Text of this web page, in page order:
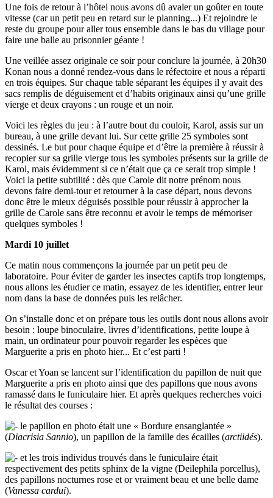
Une fois de retour à l’hôtel nous avons dû avaler un goûter en toute
vitesse (car un petit peu en retard sur le planning...) Et rejoindre le
reste du groupe pour aller tous ensemble dans le bas du village pour
faire une balle au prisonnier géante !
Une veillée assez originale ce soir pour conclure la journée, à 20h30
Konan nous a donné rendez-vous dans le réfectoire et nous a réparti
en trois équipes. Sur chaque table séparant les équipes il y avait des
sacs remplis de déguisement et d’habits originaux ainsi qu’une grille
vierge et deux crayons : un rouge et un noir.
Voici les règles du jeu : à l’autre bout du couloir, Karol, assis sur un
bureau, à une grille devant lui. Sur cette grille 25 symboles sont
dessinés. Le but pour chaque équipe et d’être la première à réussir à
recopier sur sa grille vierge tous les symboles présents sur la grille de
Karol, mais évidemment si ce n’était que ça ce serait trop simple !
Voici la petite subtilité : dès que Carole dit notre prénom nous
devons faire demi-tour et retourner à la case départ, nous devons
donc être le mieux déguisés possible pour réussir à approcher la
grille de Carole sans être reconnu et avoir le temps de mémoriser
quelques symboles !
Mardi 10 juillet
Ce matin nous commençons la journée par un petit peu de
laboratoire. Pour éviter de garder les insectes captifs trop longtemps,
nous allons les étudier ce matin, essayez de les identifier, entrer leur
nom dans la base de données puis les relâcher.
On s’installe donc et on prépare tous les outils dont nous allons avoir
besoin : loupe binoculaire, livres d’identifications, petite loupe à
main, un ordinateur pour pouvoir regarder les espèces que
Marguerite a pris en photo hier... Et c’est parti !
Oscar et Yoan se lancent sur l’identification du papillon de nuit que
Marguerite a pris en photo ainsi que des papillons que nous avons
ramassé dans le funiculaire hier. Et après quelques recherches voici
le résultat des courses :
le papillon en photo était une « Bordure ensanglantée »
(Diacrisia Sannio), un papillon de la famille des écailles (arctiidés).
et les trois individus trouvés dans le funiculaire était
respectivement des petits sphinx de la vigne (Deilephila porcellus),
des papillons nocturnes rose et or vraiment beau et une belle dame
(Vanessa cardui).